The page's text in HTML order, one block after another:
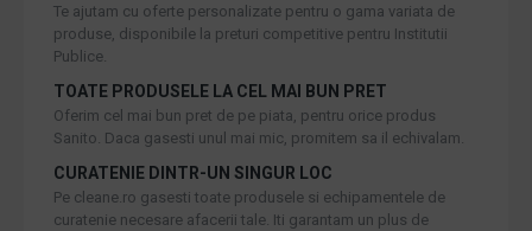
Te ajutam cu oferte personalizate pentru o gama variata de
produse, disponibile la preturi competitive pentru Institutii
Publice.
TOATE PRODUSELE LA CEL MAI BUN PRET
Oferim cel mai bun pret de pe piata, pentru orice produs
Sanito. Daca gasesti unul mai mic, promitem sa il echivalam.
CURATENIE DINTR-UN SINGUR LOC
Pe cleane.ro gasesti toate produsele si echipamentele de
curatenie necesare afacerii tale. Iti garantam un plus de